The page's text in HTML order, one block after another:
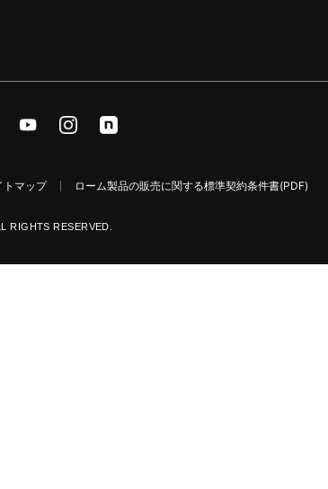
トマップ ローム製品の販売に関する標準契約条件書(PDF)
RIGHTS RESERVED.